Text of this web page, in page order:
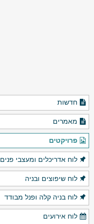
חדשות
מאמרים
פרויקטים
לוח אדריכלים ומעצבי פנים
לוח שיפוצים ובניה
לוח בניה קלה ופנל מבודד
לוח אירועים